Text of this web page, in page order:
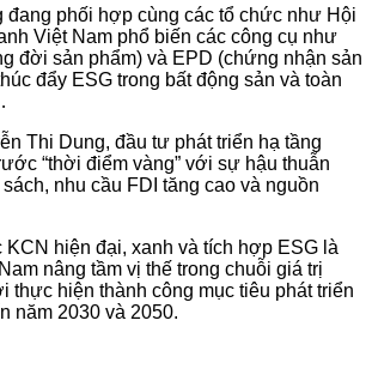
đang phối hợp cùng các tổ chức như Hội
Việt Nam phổ biến các công cụ như
đời sản phẩm) và EPD (chứng nhận sản
đẩy ESG trong bất động sản và toàn
Thi Dung, đầu tư phát triển hạ tầng
“thời điểm vàng” với sự hậu thuẫn
nhu cầu FDI tăng cao và nguồn
KCN hiện đại, xanh và tích hợp ESG là
nâng tầm vị thế trong chuỗi giá trị
thực hiện thành công mục tiêu phát triển
năm 2030 và 2050.